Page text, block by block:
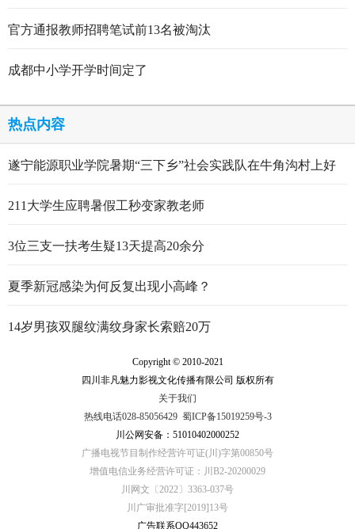
官方通报教师招聘笔试前13名被淘汰
成都中小学开学时间定了
热点内容
遂宁能源职业学院暑期“三下乡”社会实践队在牛角沟村上好
211大学生应聘暑假工秒变家教老师
3位三支一扶考生疑13天提高20余分
夏季新冠感染为何反复出现小高峰？
14岁男孩双腿纹满纹身家长索赔20万
Copyright © 2010-2021
四川非凡魅力影视文化传播有限公司 版权所有
关于我们
热线电话028-85056429 蜀ICP备15019259号-3
川公网安备：51010402000252
广播电视节目制作经营许可证(川)字第00850号
增值电信业务经营许可证：川B2-20200029
川网文〔2022〕3363-037号
川广审批准字[2019]13号
广告联系QQ443652